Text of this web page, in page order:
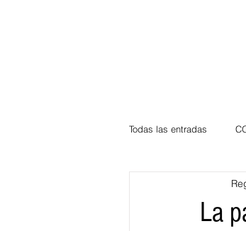
Todas las entradas
La